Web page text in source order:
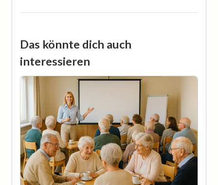
Das könnte dich auch
interessieren